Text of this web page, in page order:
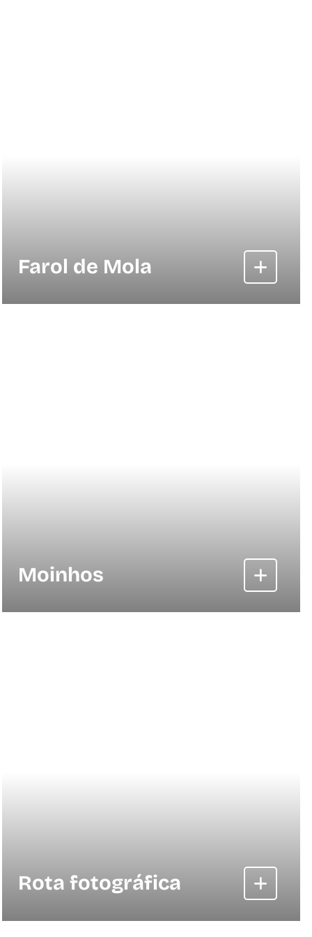
Farol de Mola
Moinhos
Rota fotográfica